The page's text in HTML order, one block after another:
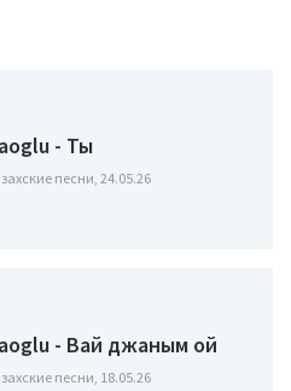
- Ты
песни, 24.05.26
- Вай джаным ой
песни, 18.05.26